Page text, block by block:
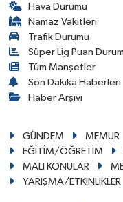
Hava Durumu
Namaz Vakitleri
Trafik Durumu
Süper Lig Puan
Tüm Manşetler
Son Dakika Haberleri
Haber Arşivi
GÜNDEM MEMUR
EĞİTİM/ÖĞRETİM
MALİ KONULAR
YARIŞMA/ETKİNLİKLER